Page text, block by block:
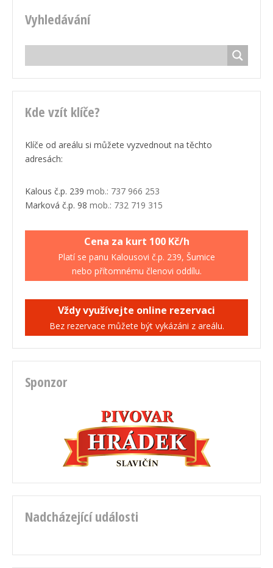
Vyhledávání
Kde vzít klíče?
Klíče od areálu si můžete vyzvednout na těchto
adresách:
Kalous č.p. 239 mob.: 737 966 253
Marková č.p. 98 mob.: 732 719 315
Cena za kurt 100 Kč/h
Platí se panu Kalousovi č.p. 239, Šumice
nebo přítomnému členovi oddílu.
Vždy využívejte online rezervaci
Bez rezervace můžete být vykázáni z areálu.
Sponzor
Nadcházející události